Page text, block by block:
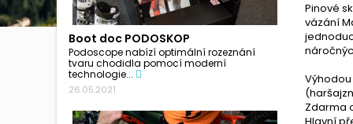
Boot doc PODOSKOP
Podoscope nabízí optimální rozeznání
tvaru chodidla pomocí moderní
technologie...
26.05.2021
Pinové
vázání
Zdarma